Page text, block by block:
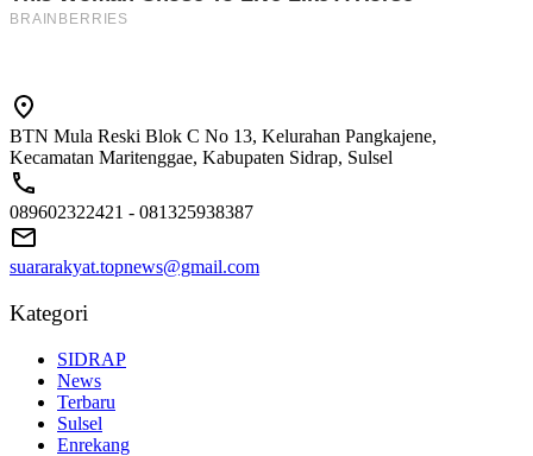
BTN Mula Reski Blok C No 13, Kelurahan Pangkajene,
Kecamatan Maritenggae, Kabupaten Sidrap, Sulsel
089602322421 - 081325938387
suararakyat.topnews@gmail.com
Kategori
SIDRAP
News
Terbaru
Sulsel
Enrekang